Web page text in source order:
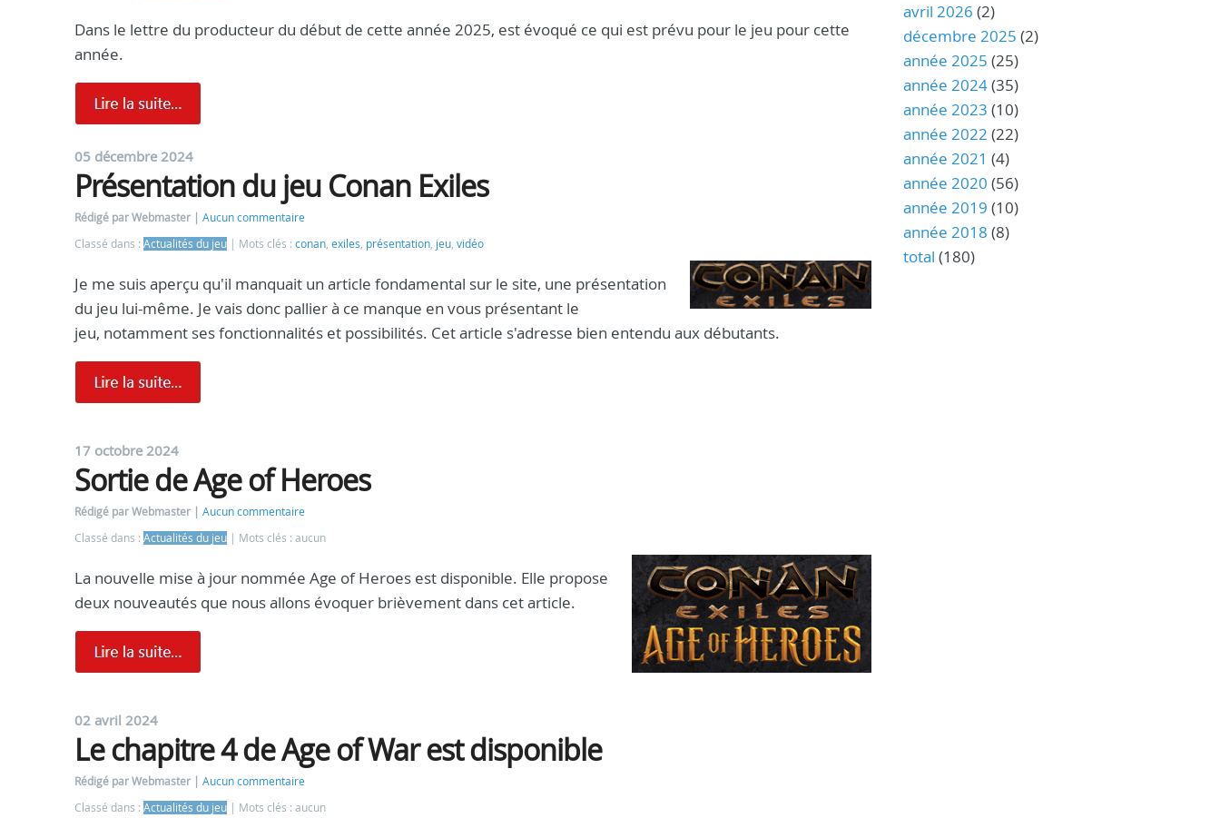
Dans le lettre du producteur du début de cette année 2025, est évoqué ce qui est prévu pour le jeu pour cette
année.
05 décembre 2024
Présentation du jeu Conan Exiles
Rédigé par Webmaster
Aucun commentaire
Classé dans : Actualités du jeu Mots clés : conan, exiles, présentation, jeu, vidéo
Je me suis aperçu qu'il manquait un article fondamental sur le site, une présentation
du jeu lui-même. Je vais donc pallier à ce manque en vous présentant le
jeu, notamment ses fonctionnalités et possibilités. Cet article s'adresse bien entendu aux débutants.
17 octobre 2024
Sortie de Age of Heroes
Rédigé par Webmaster
Aucun commentaire
Classé dans : Actualités du jeu Mots clés : aucun
La nouvelle mise à jour nommée Age of Heroes est disponible. Elle propose
deux nouveautés que nous allons évoquer brièvement dans cet article.
02 avril 2024
Le chapitre 4 de Age of War est disponible
Rédigé par Webmaster
Aucun commentaire
Classé dans : Actualités du jeu Mots clés : aucun
avril 2026 (2)
décembre 2025 (2)
année 2025 (25)
année 2024(35)
année 2023 (10)
année 2022 (22)
année 2021 (4)
année 2020 (56)
année 2019 (10)
année 2018 (8)
total (180)